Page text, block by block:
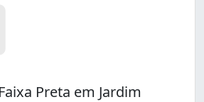
Preta em Jardim